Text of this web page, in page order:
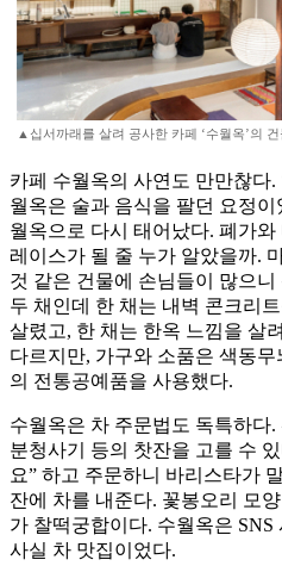
▲십서까래를 살려 공사한 카페 ‘수월옥’의
카페 수월옥의 사연도 만만찮다.
월옥은 술과 음식을 팔던 요정
월옥으로 다시 태어났다. 폐가
레이스가 될 줄 누가 알았을까.
것 같은 건물에 손님들이 많으니
두 채인데 한 채는 내벽 콘크리
살렸고, 한 채는 한옥 느낌을 살
다르지만, 가구와 소품은 색동
의 전통공예품을 사용했다.
수월옥은 차 주문법도 독특하다
분청사기 등의 찻잔을 고를 수
요” 하고 주문하니 바리스타가
잔에 차를 내준다. 꽃봉오리 모
가 찰떡궁합이다. 수월옥은
사실 차 맛집이었다.